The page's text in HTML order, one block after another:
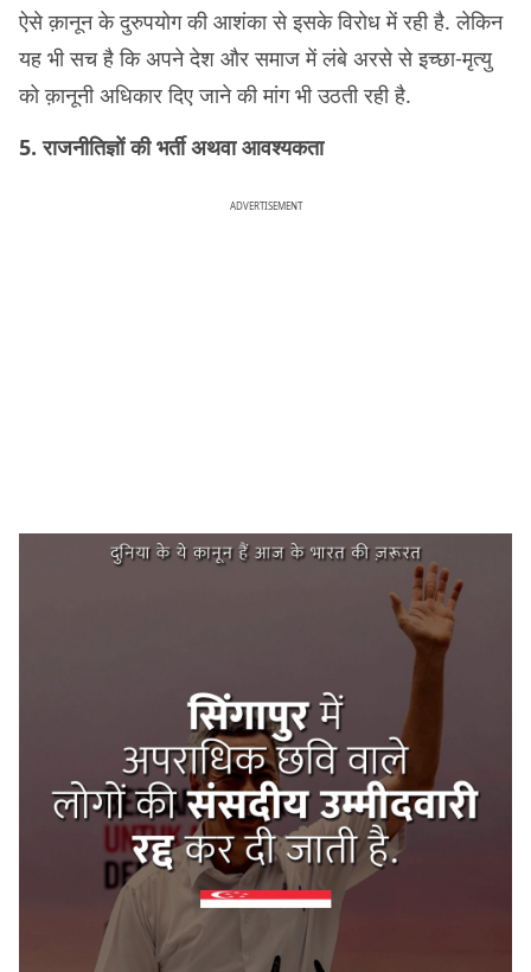
ऐसे क़ानून के दुरुपयोग की आशंका से इसके विरोध में रही है. लेकिन
यह भी सच है कि अपने देश और समाज में लंबे अरसे से इच्छा-मृत्यु
को क़ानूनी अधिकार दिए जाने की मांग भी उठती रही है.
5. राजनीतिज्ञों की भर्ती अथवा आवश्यकता
ADVERTISEMENT